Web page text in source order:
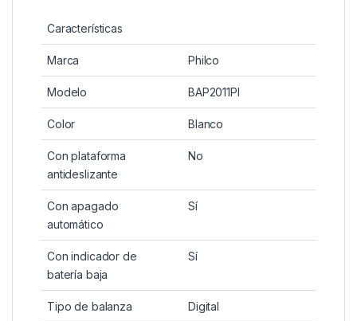
Características
Marca Philco
Modelo BAP2011PI
Color Blanco
Con plataforma
antideslizante
No
Con apagado
automático
Sí
Con indicador de
batería baja
Sí
Tipo de balanza Digital